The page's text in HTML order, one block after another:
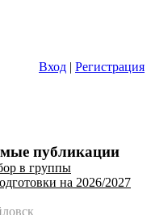
Вход | Регистрация
публикации
в группы
на 2026/2027